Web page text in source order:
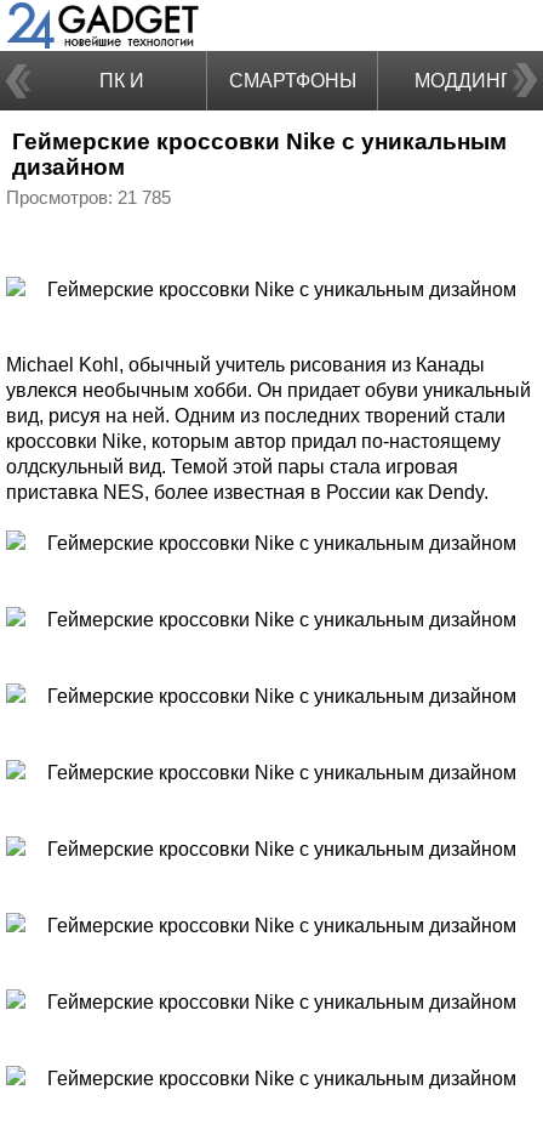
ПК И
НОУТБУКИ
СМАРТФОНЫ МОДДИНГ
Геймерские кроссовки Nike с уникальным
дизайном
Просмотров: 21 785
Michael Kohl, обычный учитель рисования из Канады
увлекся необычным хобби. Он придает обуви уникальный
вид, рисуя на ней. Одним из последних творений стали
кроссовки Nike, которым автор придал по-настоящему
олдскульный вид. Темой этой пары стала игровая
приставка NES, более известная в России как Dendy.